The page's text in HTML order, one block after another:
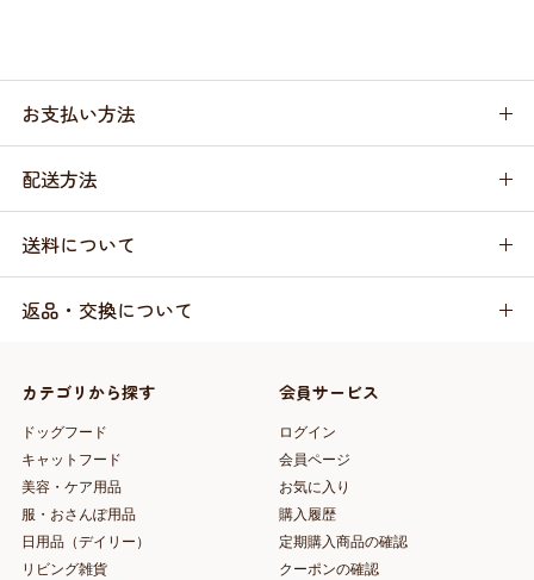
お支払い方法
配送方法
送料について
返品・交換について
カテゴリから探す
ドッグフード
キャットフード
美容・ケア用品
服・おさんぽ用品
日用品（デイリー）
リビング雑貨
会員サービス
ログイン
会員ページ
お気に入り
購入履歴
定期購入商品の確認
クーポンの確認